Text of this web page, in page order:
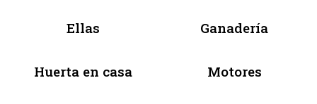
Ellas Ganadería
Huerta en casa Motores